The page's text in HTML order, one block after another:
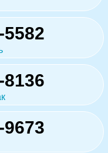
5582
8136
9673